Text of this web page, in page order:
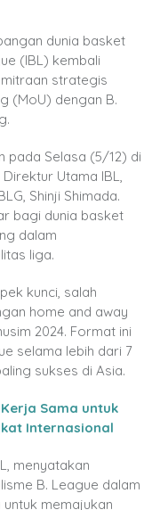
dunia basket
(IBL) kembali
strategis
(MoU) dengan B.
pada Selasa (5/12) di
Utama IBL,
Shinji Shimada.
bagi dunia basket
dalam
liga.
kunci, salah
home and away
2024. Format ini
selama lebih dari 7
sukses di Asia.
Sama untuk
Internasional
menyatakan
B. League dalam
memajukan